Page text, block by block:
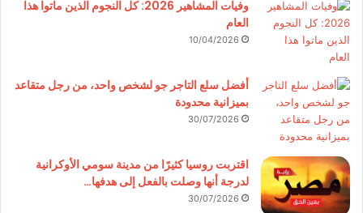
وفيات المشاهير 2026: كل النجوم الذين ماتوا هذا
العام
10/04/2026
أفضل سلع التاجر جو لشخص واحد، من رجل متقاعد
بميزانية محدودة
30/07/2026
اقتربت روسيا كثيرًا من مدينة سومي الأوكرانية
لدرجة أنها وصلت بالفعل إلى هدفها…
30/07/2026